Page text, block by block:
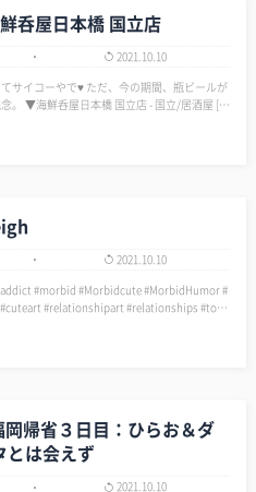
呑屋日本橋 国立店
2021.10.10
サイコーやで♥ ただ、今の期間、瓶ビールが
酒屋 [食
2021.10.10
#morbid #Morbidcute #MorbidHumor #
#relationshipart #relationships #toge
帰省３日目：ひらお＆ダ
とは会えず
2021.10.10